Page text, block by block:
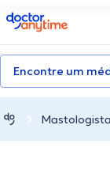
doctoranytime
Encontre um